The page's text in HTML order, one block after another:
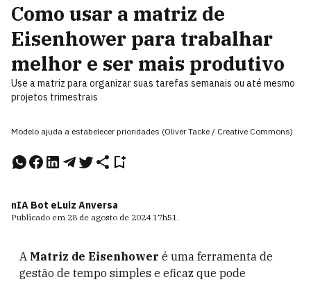
Como usar a matriz de
Eisenhower para trabalhar
melhor e ser mais produtivo
Use a matriz para organizar suas tarefas semanais ou até mesmo
projetos trimestrais
Modelo ajuda a estabelecer prioridades (Oliver Tacke / Creative Commons)
nIA Bot eLuiz Anversa
Publicado em 28 de agosto de 2024 17h51.
A Matriz de Eisenhower é uma ferramenta de
gestão de tempo simples e eficaz que pode